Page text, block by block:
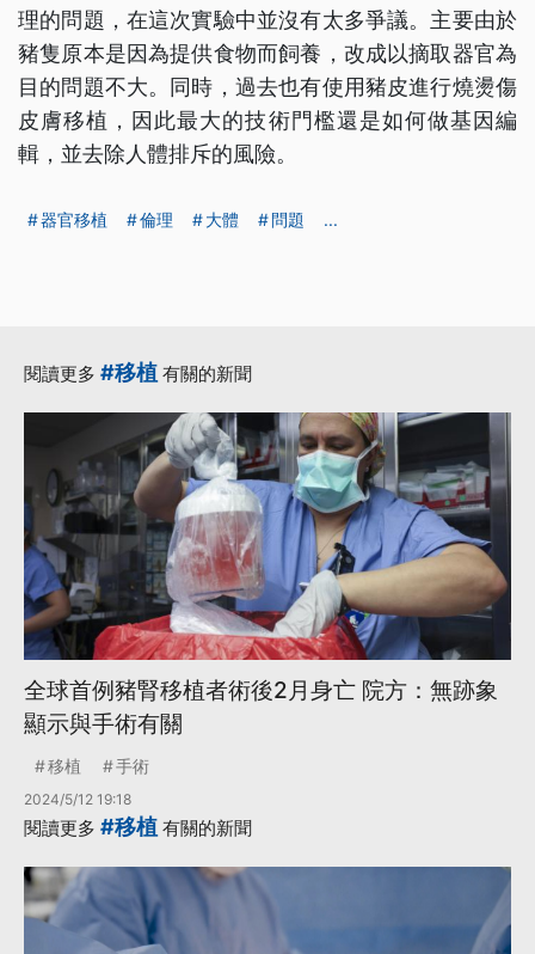
理的問題，在這次實驗中並沒有太多爭議。主要由於
豬隻原本是因為提供食物而飼養，改成以摘取器官為
目的問題不大。同時，過去也有使用豬皮進行燒燙傷
皮膚移植，因此最大的技術門檻還是如何做基因編
輯，並去除人體排斥的風險。
器官移植 倫理 大體 問題 ...
閱讀更多 #移植 有關的新聞
全球首例豬腎移植者術後2月身亡 院方：無跡象
顯示與手術有關
移植 手術
2024/5/12 19:18
閱讀更多 #移植 有關的新聞